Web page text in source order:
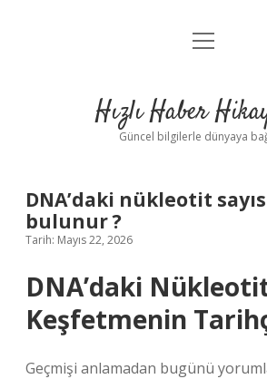
Anasayfa
Yasal Uyarı
menüyü
Hızlı Haber
Güncel bilgilerle dünyaya
DNA’daki nükleotit
bulunur ?
Tarih: Mayıs 22, 2026
DNA’daki Nükleotit
Keşfetmenin
Geçmişi anlamadan bugünü